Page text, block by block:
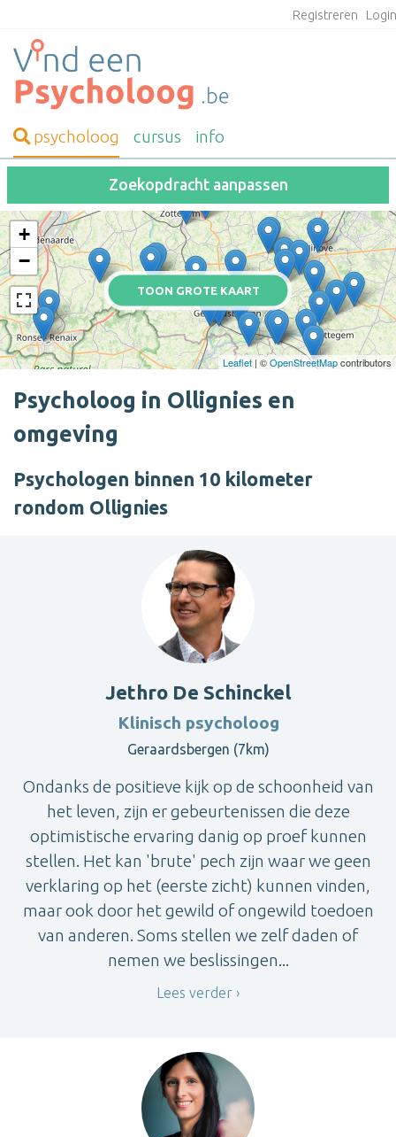
Registreren
psycholoog cursus info
Zoekopdracht aanpassen
TOON GROTE KAART
+
−
Leaflet | ©OpenStreetMapcontributors
Psycholoog in Ollignies en
omgeving
Psychologen binnen 10 kilometer
rondom Ollignies
Jethro De Schinckel
Klinisch psycholoog
Geraardsbergen (7km)
Ondanks de positieve kijk op de schoonheid van
het leven, zijn er gebeurtenissen die deze
optimistische ervaring danig op proef kunnen
stellen. Het kan 'brute' pech zijn waar we geen
verklaring op het (eerste zicht) kunnen vinden,
maar ook door het gewild of ongewild toedoen
van anderen. Soms stellen we zelf daden of
nemen we beslissingen...
Lees verder